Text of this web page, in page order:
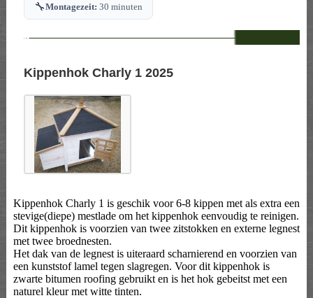
🔧Montagezeit: 30 minuten
--
Kippenhok Charly 1 2025
Kippenhok Charly 1 is geschik voor 6-8 kippen met als extra een
stevige(diepe) mestlade om het kippenhok eenvoudig te reinigen.
Dit kippenhok is voorzien van twee zitstokken en externe legnest
met twee broednesten.
Het dak van de legnest is uiteraard scharnierend en voorzien van
een kunststof lamel tegen slagregen. Voor dit kippenhok is
zwarte bitumen roofing gebruikt en is het hok gebeitst met een
naturel kleur met witte tinten.